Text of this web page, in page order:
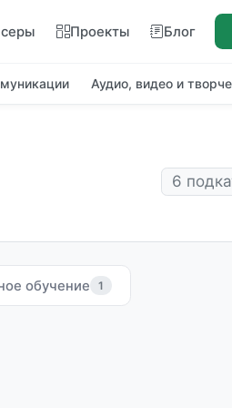
Проекты Блог
Аудио, видео и
6
обучение 1